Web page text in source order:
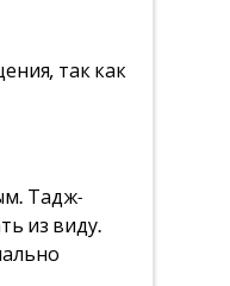
так как
Тадж-
из виду.